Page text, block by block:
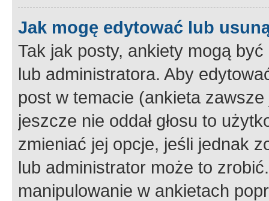
Jak mogę edytować lub
Tak jak posty, ankiety mogą
lub administratora. Aby
post w temacie (ankieta
jeszcze nie oddał głosu to
zmieniać jej opcje, jeśli jednak
lub administrator może to
manipulowanie w ankietach